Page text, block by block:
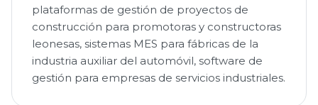
plataformas de gestión de proyectos de
construcción para promotoras y constructoras
leonesas, sistemas MES para fábricas de la
industria auxiliar del automóvil, software de
gestión para empresas de servicios industriales.